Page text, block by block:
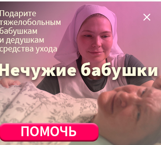
и служит основной защитой. Если
— гладкая на ощупь, а внутренняя —
менять раз в два-три
не допускается. Увы,
в духовке или
нельзя.